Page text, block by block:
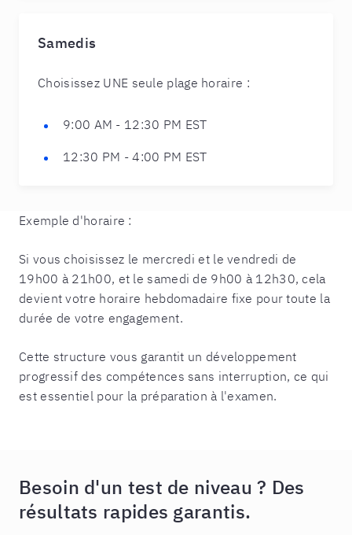
Samedis
Choisissez UNE seule plage horaire :
9:00 AM - 12:30 PM EST
12:30 PM - 4:00 PM EST
Exemple d'horaire :
Si vous choisissez le mercredi et le vendredi de
19h00 à 21h00, et le samedi de 9h00 à 12h30, cela
devient votre horaire hebdomadaire fixe pour toute la
durée de votre engagement.
Cette structure vous garantit un développement
progressif des compétences sans interruption, ce qui
est essentiel pour la préparation à l'examen.
Besoin d'un test de niveau ? Des
résultats rapides garantis.